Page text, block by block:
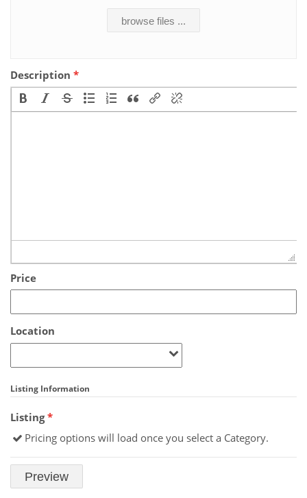
browse files ...
Description *
Price
Location
Listing Information
Listing*
Pricing options will load once you select a Category.